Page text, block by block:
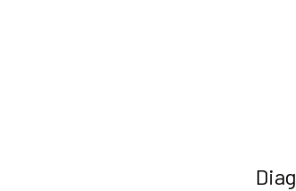
toutes les annonces sur le sites de notre